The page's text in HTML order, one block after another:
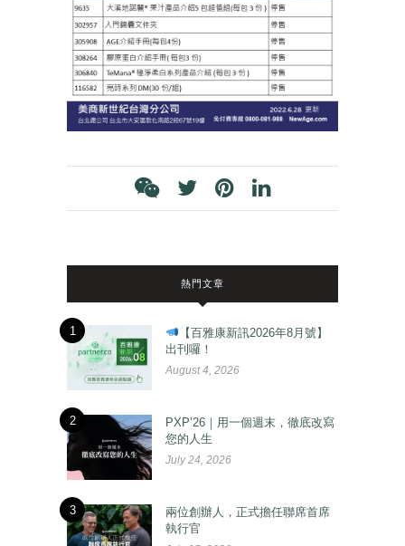
熱門文章
1
【百雅康新訊2026年8月號】
出刊囉！
August 4, 2026
2
PXP’26｜用一個週末，徹底改寫
您的人生
July 24, 2026
3
兩位創辦人，正式擔任聯席首席
執行官